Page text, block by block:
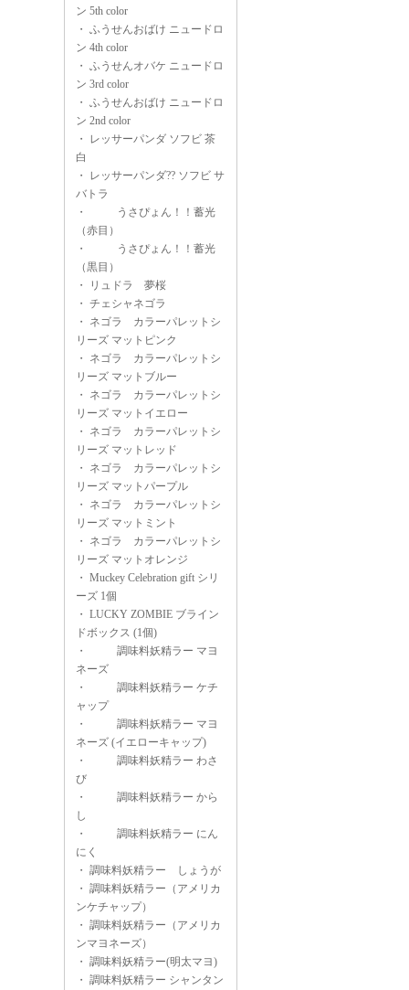
ン 5th color
・ ふうせんおばけ ニュードロ
ン 4th color
・ ふうせんオバケ ニュードロ
ン 3rd color
・ ふうせんおばけ ニュードロ
ン 2nd color
・
レッサーパンダ ソフビ 茶
白
・
レッサーパンダ?? ソフビ サ
バトラ
・
うさぴょん！！蓄光
（赤目）
・
うさぴょん！！蓄光
（黒目）
・
リュドラ 夢桜
・ チェシャネゴラ
・ ネゴラ カラーパレットシ
リーズ マットピンク
・ ネゴラ カラーパレットシ
リーズ マットブルー
・ ネゴラ カラーパレットシ
リーズ マットイエロー
・ ネゴラ カラーパレットシ
リーズ マットレッド
・ ネゴラ カラーパレットシ
リーズ マットパープル
・ ネゴラ カラーパレットシ
リーズ マットミント
・ ネゴラ カラーパレットシ
リーズ マットオレンジ
・ Muckey Celebration gift シリ
ーズ 1個
・ LUCKY ZOMBIE ブライン
ドボックス (1個)
・
調味料妖精ラー マヨ
ネーズ
・
調味料妖精ラー ケチ
ャップ
・
調味料妖精ラー マヨ
ネーズ (イエローキャップ)
・
調味料妖精ラー わさ
び
・
調味料妖精ラー から
し
・
調味料妖精ラー にん
にく
・ 調味料妖精ラー しょうが
・ 調味料妖精ラー（アメリカ
ンケチャップ）
・ 調味料妖精ラー（アメリカ
ンマヨネーズ）
・ 調味料妖精ラー(明太マヨ)
・ 調味料妖精ラー シャンタン